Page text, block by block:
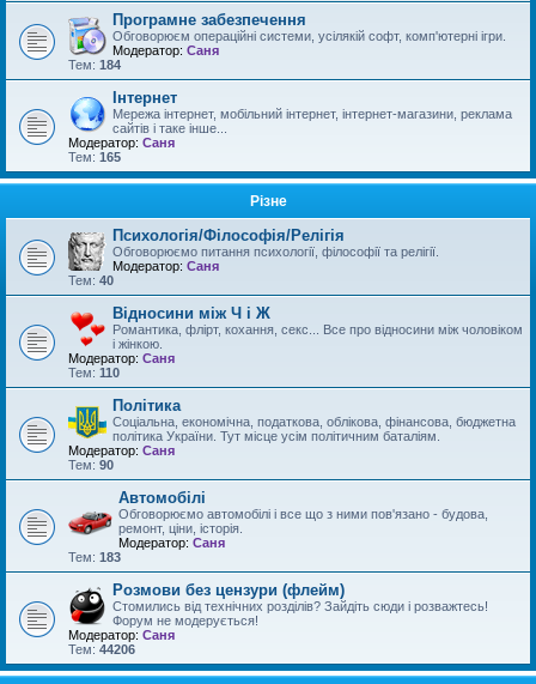
Програмне забезпечення
Обговорюєм операційні системи, усілякій софт, комп'ютерні ігри.
Модератор: Саня
Тем: 184
Інтернет
Мережа інтернет, мобільний інтернет, інтернет-магазини, реклама
сайтів і таке інше...
Модератор: Саня
Тем: 165
Різне
Психологія/Філософія/Релігія
Обговорюємо питання психології, філософії та релігії.
Модератор: Саня
Тем: 40
Відносини між Ч і Ж
Романтика, флірт, кохання, секс... Все про відносини між чоловіком
і жінкою.
Модератор: Саня
Тем: 110
Політика
Соціальна, економічна, податкова, облікова, фінансова, бюджетна
політика України. Тут місце усім політичним баталіям.
Модератор: Саня
Тем: 90
Автомобілі
Обговорюємо автомобілі і все що з ними пов'язано - будова,
ремонт, ціни, історія.
Модератор: Саня
Тем: 183
Розмови без цензури (флейм)
Стомились від технічних розділів? Зайдіть сюди і розважтесь!
Форум не модерується!
Модератор: Саня
Тем: 44206